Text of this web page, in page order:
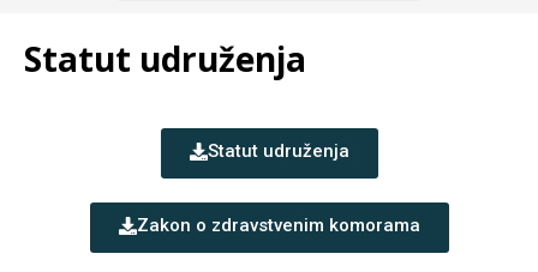
Statut udruženja
Statut udruženja
Zakon o zdravstvenim komorama